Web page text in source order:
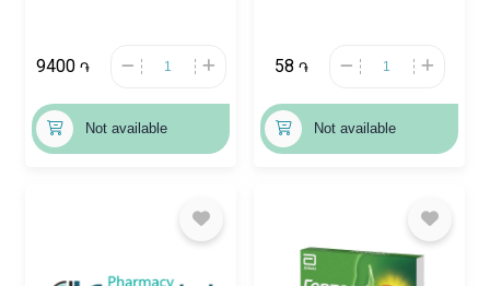
9400 ֏
Not available
58 ֏
Not available